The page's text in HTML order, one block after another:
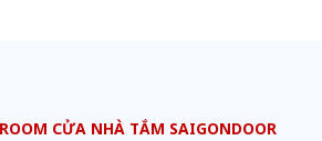
CỬA NHÀ TẮM SAIGONDOOR